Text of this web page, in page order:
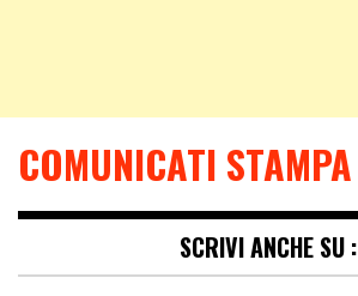
COMUNICATI STAMPA
SCRIVI ANCHE SU :